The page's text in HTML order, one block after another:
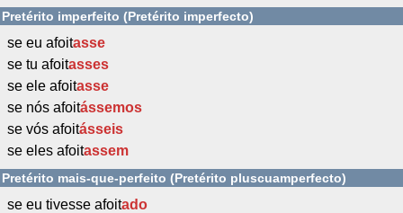
Pretérito imperfeito (Pretérito imperfecto)
se eu afoitasse
se tu afoitasses
se ele afoitasse
se nós afoitássemos
se vós afoitásseis
se eles afoitassem
Pretérito mais-que-perfeito (Pretérito pluscuamperfecto)
se eu tivesse afoitado